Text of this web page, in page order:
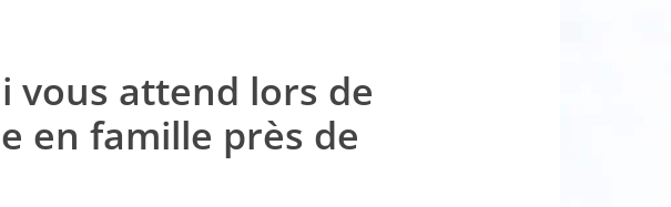
vous attend lors de
en famille près de